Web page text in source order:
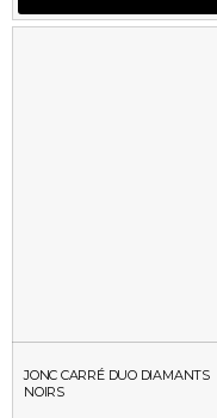
JONC CARRÉ DUO DIAMANTS
NOIRS